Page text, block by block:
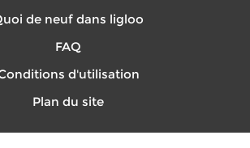
de neuf dans ligloo
FAQ
d'utilisation
Plan du site